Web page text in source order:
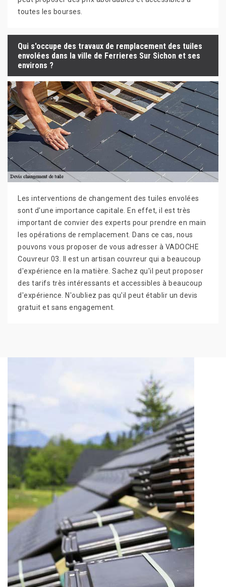
toutes les bourses.
Qui s'occupe des travaux de remplacement des tuiles
envolées dans la ville de Ferrieres Sur Sichon et ses
environs ?
Les interventions de changement des tuiles envolées
sont d'une importance capitale. En effet, il est très
important de convier des experts pour prendre en main
les opérations de remplacement. Dans ce cas, nous
pouvons vous proposer de vous adresser à VADOCHE
Couvreur 03. Il est un artisan couvreur qui a beaucoup
d'expérience en la matière. Sachez qu'il peut proposer
des tarifs très intéressants et accessibles à beaucoup
d'expérience. N'oubliez pas qu'il peut établir un devis
gratuit et sans engagement.